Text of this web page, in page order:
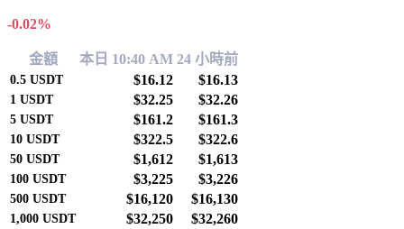
-0.02%
金額 本日 10:40 AM 24 小時前
0.5 USDT $16.12 $16.13
1 USDT $32.25 $32.26
5 USDT $161.2 $161.3
10 USDT $322.5 $322.6
50 USDT $1,612 $1,613
100 USDT $3,225 $3,226
500 USDT $16,120 $16,130
1,000 USDT $32,250 $32,260